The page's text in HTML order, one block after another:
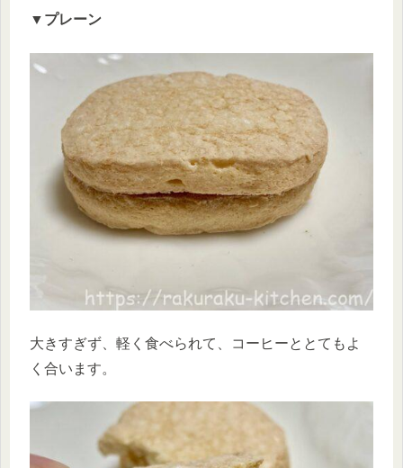
▼プレーン
大きすぎず、軽く食べられて、コーヒーととてもよ
く合います。